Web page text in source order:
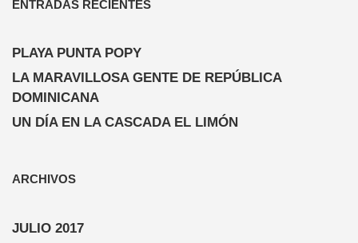
ENTRADAS RECIENTES
PLAYA PUNTA POPY
LA MARAVILLOSA GENTE DE REPÚBLICA
DOMINICANA
UN DÍA EN LA CASCADA EL LIMÓN
ARCHIVOS
JULIO 2017